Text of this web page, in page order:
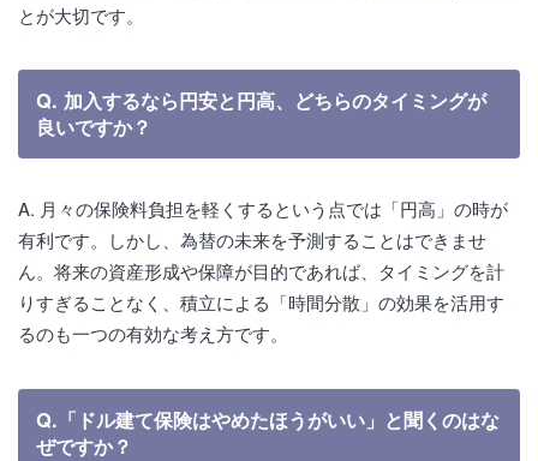
とが大切です。
Q. 加入するなら円安と円高、どちらのタイミングが
良いですか？
A. 月々の保険料負担を軽くするという点では「円高」の時が
有利です。しかし、為替の未来を予測することはできませ
ん。将来の資産形成や保障が目的であれば、タイミングを計
りすぎることなく、積立による「時間分散」の効果を活用す
るのも一つの有効な考え方です。
Q.「ドル建て保険はやめたほうがいい」と聞くのはな
ぜですか？